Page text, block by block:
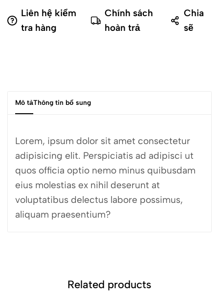
Liên hệ kiểm
tra hàng
Chính sách
hoàn trả
Chia
sẽ
Mô tảThông tin bổ sung
Lorem, ipsum dolor sit amet consectetur
adipisicing elit. Perspiciatis ad adipisci ut
quos officia optio nemo minus quibusdam
eius molestias ex nihil deserunt at
voluptatibus delectus labore possimus,
aliquam praesentium?
Related products